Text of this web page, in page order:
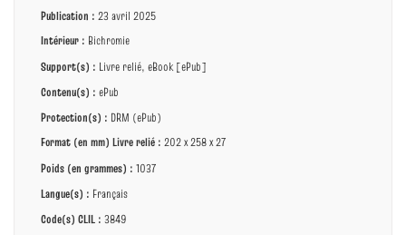
Publication : 23 avril 2025
Intérieur : Bichromie
Support(s) : Livre relié, eBook [ePub]
Contenu(s) : ePub
Protection(s) : DRM (ePub)
Format (en mm) Livre relié : 202 x 258 x 27
Poids (en grammes) : 1037
Langue(s) : Français
Code(s) CLIL : 3849